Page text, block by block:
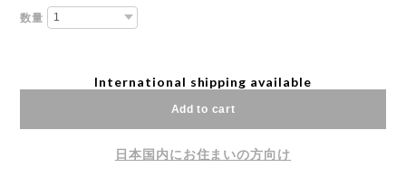
数量
International shipping available
Add to cart
日本国内にお住まいの方向け